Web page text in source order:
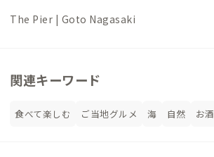
The Pier | Goto Nagasaki
関連キーワード
食べて楽しむ ご当地グルメ 海 自然 お酒